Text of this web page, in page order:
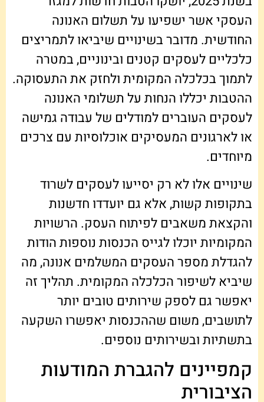
העסקי אשר ישפיעו על תשלום האנונה
החודשית. מדובר בשינויים שיביאו לתמריצים
כלכליים לעסקים קטנים ובינוניים, במטרה
לתמוך בכלכלה המקומית ולחזק את התעסוקה.
ההטבות יכללו הנחות על תשלומי האנונה
לעסקים העוברים למודלים של עבודה גמישה
או לארגונים המעסיקים אוכלוסיות עם צרכים
מיוחדים.
שינויים אלו לא רק יסייעו לעסקים לשרוד
בתקופות קשות, אלא גם יועדדו חדשנות
והקצאת משאבים לפיתוח העסק. הרשויות
המקומיות יוכלו לגייס הכנסות נוספות הודות
להגדלת מספר העסקים המשלמים אנונה, מה
שיביא לשיפור הכלכלה המקומית. תהליך זה
יאפשר גם לספק שירותים טובים יותר
לתושבים, משום שההכנסות יאפשרו השקעה
בתשתיות ובשירותים נוספים.
קמפיינים להגברת המודעות
הציבורית